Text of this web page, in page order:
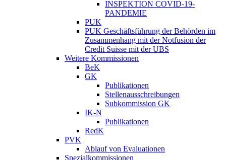
INSPEKTION COVID-19-
PANDEMIE
PUK
PUK Geschäftsführung der Behörden im
Zusammenhang mit der Notfusion der
Credit Suisse mit der UBS
Weitere Kommissionen
BeK
GK
Publikationen
Stellenausschreibungen
Subkommission GK
IK-N
Publikationen
RedK
PVK
Ablauf von Evaluationen
Spezialkommissionen